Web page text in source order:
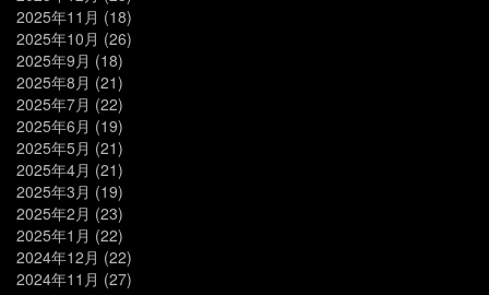
2025年11月 (18)
2025年10月 (26)
2025年9月 (18)
2025年8月 (21)
2025年7月 (22)
2025年6月 (19)
2025年5月 (21)
2025年4月 (21)
2025年3月 (19)
2025年2月 (23)
2025年1月 (22)
2024年12月 (22)
2024年11月 (27)